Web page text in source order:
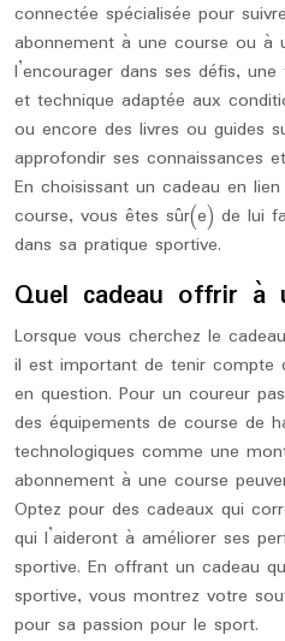
connectée spécialisée pour
abonnement à une course ou à
l’encourager dans ses défis,
et technique adaptée aux
ou encore des livres ou guides
approfondir ses connaissances
En choisissant un cadeau en
course, vous êtes sûr(e) de lui
dans sa pratique sportive.
Quel cadeau offrir
Lorsque vous cherchez le
il est important de tenir compte
en question. Pour un coureur
des équipements de course de
technologiques comme une
abonnement à une course
Optez pour des cadeaux qui
qui l’aideront à améliorer ses
sportive. En offrant un cadeau
sportive, vous montrez votre
pour sa passion pour le sport.